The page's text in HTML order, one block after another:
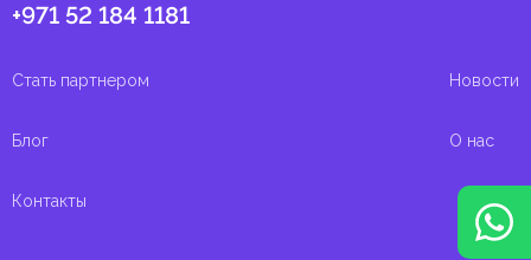
+971 52 184 1181
Стать партнером Новости
Блог О нас
Контакты